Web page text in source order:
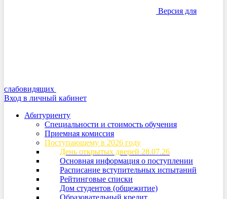
Версия для
слабовидящих
Вход в личный кабинет
Абитуриенту
Специальности и стоимость обучения
Приемная комиссия
Поступающему в 2026 году
День открытых дверей 28.07.26
Основная информация о поступлении
Расписание вступительных испытаний
Рейтинговые списки
Дом студентов (общежитие)
Образовательный кредит